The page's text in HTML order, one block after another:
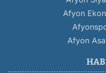
Afyon
Afyon